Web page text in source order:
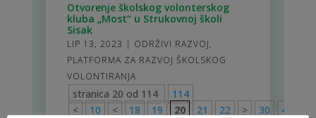
Otvorenje školskog volonterskog
kluba „Most“ u Strukovnoj školi
Sisak
LIP 13, 2023 | ODRŽIVI RAZVOJ,
PLATFORMA ZA RAZVOJ ŠKOLSKOG
VOLONTIRANJA
stranica 20 od 114
114
<
10 < 18 19 20 21 22 > 30 40